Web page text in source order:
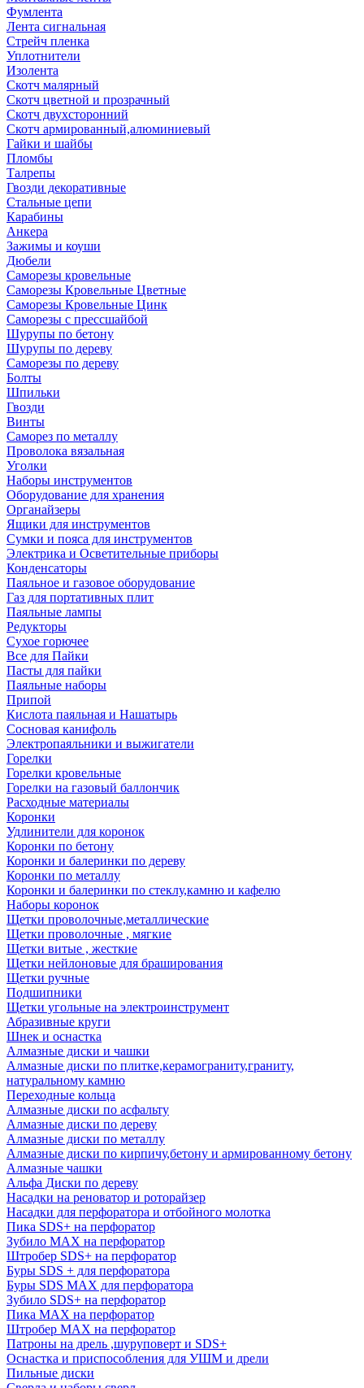
Фумлента
Лента сигнальная
Стрейч пленка
Уплотнители
Изолента
Скотч малярный
Скотч цветной и прозрачный
Скотч двухсторонний
Скотч армированный,алюминиевый
Гайки и шайбы
Пломбы
Талрепы
Гвозди декоративные
Стальные цепи
Карабины
Анкера
Зажимы и коуши
Дюбели
Саморезы кровельные
Саморезы Кровельные Цветные
Саморезы Кровельные Цинк
Саморезы с прессшайбой
Шурупы по бетону
Шурупы по дереву
Саморезы по дереву
Болты
Шпильки
Гвозди
Винты
Саморез по металлу
Проволока вязальная
Уголки
Наборы инструментов
Оборудование для хранения
Органайзеры
Ящики для инструментов
Сумки и пояса для инструментов
Электрика и Осветительные приборы
Конденсаторы
Паяльное и газовое оборудование
Газ для портативных плит
Паяльные лампы
Редукторы
Сухое горючее
Все для Пайки
Пасты для пайки
Паяльные наборы
Припой
Кислота паяльная и Нашатырь
Сосновая канифоль
Электропаяльники и выжигатели
Горелки
Горелки кровельные
Горелки на газовый баллончик
Расходные материалы
Коронки
Удлинители для коронок
Коронки по бетону
Коронки и балеринки по дереву
Коронки по металлу
Коронки и балеринки по стеклу,камню и кафелю
Наборы коронок
Щетки проволочные,металлические
Щетки проволочные , мягкие
Щетки витые , жесткие
Щетки нейлоновые для браширования
Щетки ручные
Подшипники
Щетки угольные на электроинструмент
Абразивные круги
Шнек и оснастка
Алмазные диски и чашки
Алмазные диски по плитке,керамограниту,граниту,
натуральному камню
Переходные кольца
Алмазные диски по асфальту
Алмазные диски по дереву
Алмазные диски по металлу
Алмазные диски по кирпичу,бетону и армированному бетону
Алмазные чашки
Альфа Диски по дереву
Насадки на реноватор и роторайзер
Насадки для перфоратора и отбойного молотка
Пика SDS+ на перфоратор
Зубило MAX на перфоратор
Штробер SDS+ на перфоратор
Буры SDS + для перфоратора
Буры SDS MAX для перфоратора
Зубило SDS+ на перфоратор
Пика MAX на перфоратор
Штробер MAX на перфоратор
Патроны на дрель ,шуруповерт и SDS+
Оснастка и приспособления для УШМ и дрели
Пильные диски